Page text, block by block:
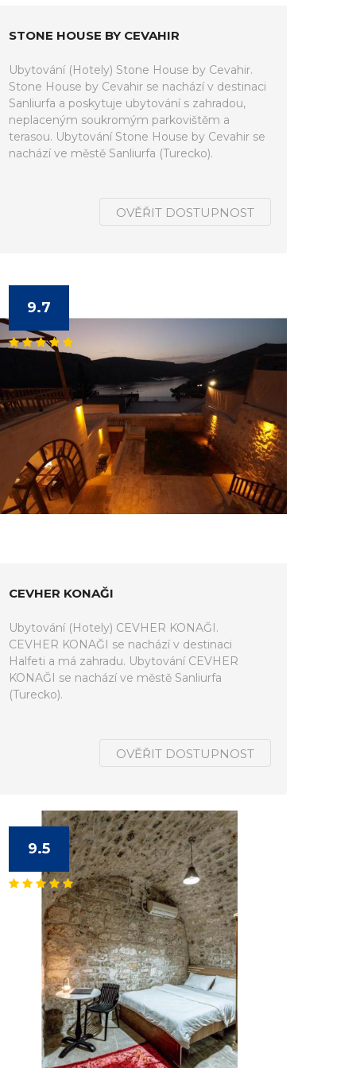
STONE HOUSE BY CEVAHIR
Ubytování (Hotely) Stone House by Cevahir.
Stone House by Cevahir se nachází v destinaci
Sanliurfa a poskytuje ubytování s zahradou,
neplaceným soukromým parkovištěm a
terasou. Ubytování Stone House by Cevahir se
nachází ve městě Sanliurfa (Turecko).
OVĚŘIT DOSTUPNOST
9.7
CEVHER KONAĞI
Ubytování (Hotely) CEVHER KONAĞI.
CEVHER KONAĞI se nachází v destinaci
Halfeti a má zahradu. Ubytování CEVHER
KONAĞI se nachází ve městě Sanliurfa
(Turecko).
OVĚŘIT DOSTUPNOST
9.5